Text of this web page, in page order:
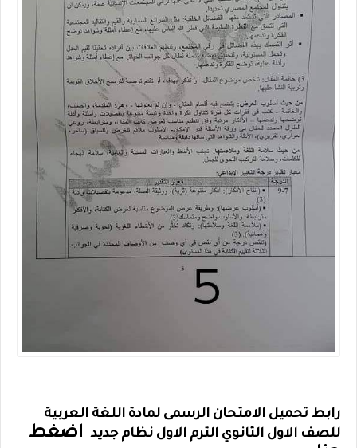
رابط تحميل الامتحان الرسمى لمادة اللغة العربية
للصف الاول الثانوي الترم الاول نظام جديد اضغط